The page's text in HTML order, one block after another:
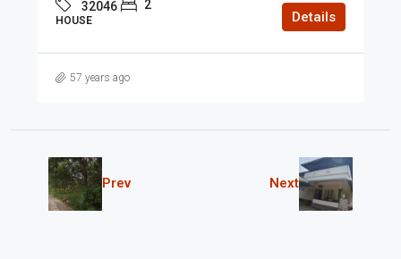
32046 2
HOUSE Details
57 years ago
Prev Next